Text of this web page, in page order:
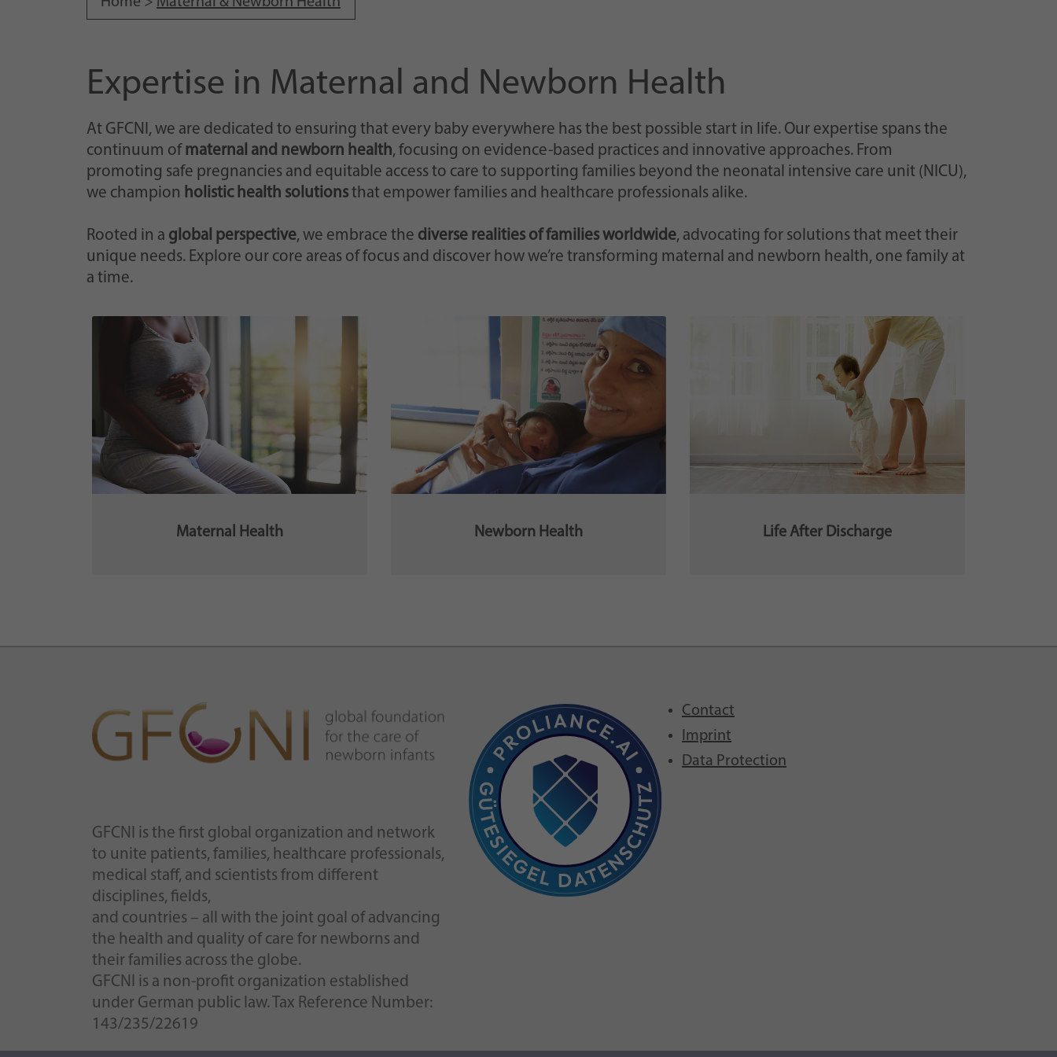
Expertise in Maternal and Newborn Health
At GFCNI, we are dedicated to ensuring that every baby everywhere has the best possible start in life. Our expertise spans the
continuum of maternal and newborn health, focusing on evidence-based practices and innovative approaches. From
promoting safe pregnancies and equitable access to care to supporting families beyond the neonatal intensive care unit (NICU),
we champion holistic health solutionsthat empower families and healthcare professionals alike.
Rooted in a global perspective, we embrace the diverse realities of families worldwide, advocating for solutions that meet their
unique needs. Explore our core areas of focus and discover how we’re transforming maternal and newborn health, one family at
a time.
Maternal Health Newborn Health Life After Discharge
GFCNI is the first global organization and network
to unite patients, families, healthcare professionals,
medical staff, and scientists from different
disciplines, fields,
and countries – all with the joint goal of advancing
the health and quality of care for newborns and
their families across the globe.
GFCNI is a non-profit organization established
under German public law. Tax Reference Number:
143/235/22619
Contact
Imprint
Data Protection